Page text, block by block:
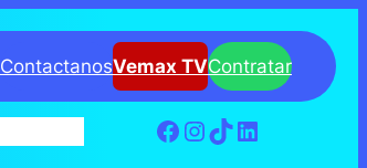
ContactanosVemax TVContratar